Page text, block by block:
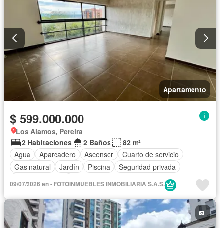
Apartamento
$ 599.000.000
Los Alamos, Pereira
2 Habitaciones
2 Baños
82 m²
Agua
Aparcadero Ascensor
Cuarto de servicio
Gas natural
Jardín Piscina
Seguridad privada
09/07/2026 en - FOTOINMUEBLES INMOBILIARIA S.A.S.